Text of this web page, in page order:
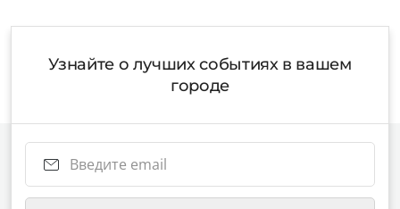
Узнайте о лучших событиях в вашем
городе